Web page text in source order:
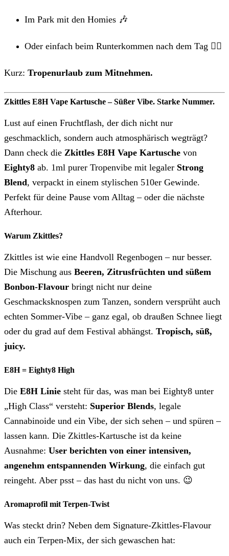
Im Park mit den Homies 🎶
Oder einfach beim Runterkommen nach dem Tag 🧖‍♀️
Kurz: Tropenurlaub zum Mitnehmen.
Zkittles E8H Vape Kartusche – Süßer Vibe. Starke Nummer.
Lust auf einen Fruchtflash, der dich nicht nur
geschmacklich, sondern auch atmosphärisch wegträgt?
Dann check die Zkittles E8H Vape Kartusche von
Eighty8 ab. 1ml purer Tropenvibe mit legaler Strong
Blend, verpackt in einem stylischen 510er Gewinde.
Perfekt für deine Pause vom Alltag – oder die nächste
Afterhour.
Warum Zkittles?
Zkittles ist wie eine Handvoll Regenbogen – nur besser.
Die Mischung aus Beeren, Zitrusfrüchten und süßem
Bonbon-Flavour bringt nicht nur deine
Geschmacksknospen zum Tanzen, sondern versprüht auch
echten Sommer-Vibe – ganz egal, ob draußen Schnee liegt
oder du grad auf dem Festival abhängst. Tropisch, süß,
juicy.
E8H = Eighty8 High
Die E8H Linie steht für das, was man bei Eighty8 unter
„High Class“ versteht: Superior Blends, legale
Cannabinoide und ein Vibe, der sich sehen – und spüren –
lassen kann. Die Zkittles-Kartusche ist da keine
Ausnahme: User berichten von einer intensiven,
angenehm entspannenden Wirkung, die einfach gut
reingeht. Aber psst – das hast du nicht von uns. 😉
Aromaprofil mit Terpen-Twist
Was steckt drin? Neben dem Signature-Zkittles-Flavour
auch ein Terpen-Mix, der sich gewaschen hat: